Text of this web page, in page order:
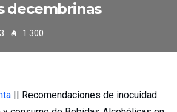
decembrinas
1.300
|| Recomendaciones de inocuidad: